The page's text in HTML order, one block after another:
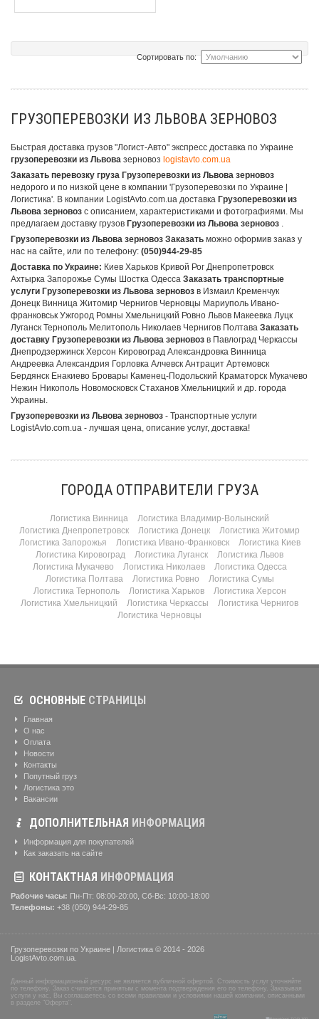
Сортировать по:
ГРУЗОПЕРЕВОЗКИ ИЗ ЛЬВОВА ЗЕРНОВОЗ
Быстрая доставка грузов "Логист-Авто" экспресс доставка по Украине
грузоперевозки из Львова зерновоз logistavto.com.ua
Заказать перевозку груза Грузоперевозки из Львова зерновоз
недорого и по низкой цене в компании 'Грузоперевозки по Украине |
Логистика'. В компании LogistAvto.com.ua доставка Грузоперевозки из
Львова зерновоз с описанием, характеристиками и фотографиями. Мы
предлагаем доставку грузов Грузоперевозки из Львова зерновоз
Грузоперевозки из Львова зерновоз Заказать можно оформив заказ у
нас на сайте, или по телефону: (050)944-29-85
Доставка по Украине: Киев Харьков Кривой Рог Днепропетровск
Ахтырка Запорожье Сумы Шостка Одесса Заказать транспортные
услуги Грузоперевозки из Львова зерновоз в Измаил Кременчук
Донецк Винница Житомир Чернигов Черновцы Мариуполь Ивано-
франковськ Ужгород Ромны Хмельницкий Ровно Львов Макеевка Луцк
Луганск Тернополь Мелитополь Николаев Чернигов Полтава Заказать
доставку Грузоперевозки из Львова зерновоз в Павлоград Черкассы
Днепродзержинск Херсон Кировоград Александровка Винница
Андреевка Александрия Горловка Алчевск Антрацит Артемовск
Бердянск Енакиево Бровары Каменец-Подольский Краматорск Мукачево
Нежин Никополь Новомосковск Стаханов Хмельницкий и др. города
Украины.
Грузоперевозки из Львова зерновоз - Транспортные услуги
LogistAvto.com.ua - лучшая цена, описание услуг, доставка!
ГОРОДА ОТПРАВИТЕЛИ ГРУЗА
Логистика Винница
Логистика Владимир-Волынский
Логистика Днепропетровск
Логистика Донецк
Логистика Житомир
Логистика Запорожья
Логистика Ивано-Франковск
Логистика Киев
Логистика Кировоград
Логистика Луганск
Логистика Львов
Логистика Мукачево
Логистика Николаев
Логистика Одесса
Логистика Полтава
Логистика Ровно
Логистика Сумы
Логистика Тернополь
Логистика Харьков
Логистика Херсон
Логистика Хмельницкий
Логистика Черкассы
Логистика Чернигов
Логистика Черновцы
ОСНОВНЫЕ СТРАНИЦЫ
Главная
О нас
Оплата
Новости
Контакты
Попутный груз
Логистика это
Вакансии
ДОПОЛНИТЕЛЬНАЯ ИНФОРМАЦИЯ
Информация для покупателей
Как заказать на сайте
КОНТАКТНАЯ ИНФОРМАЦИЯ
Рабочие часы: Пн-Пт: 08:00-20:00, Сб-Вс: 10:00-18:00
Телефоны: +38 (050) 944-29-85
Грузоперевозки по Украине | Логистика © 2014 - 2026
LogistAvto.com.ua.
Данный информационный ресурс не является публичной офертой. Стоимость услуг уточняйте
по телефону. Заказ считается принятым с момента подтверждения его по телефону. Заказывая
услуги у нас, Вы соглашаетесь со всеми правилами и условиями нашей компании, описанными
в разделе "Оферта".